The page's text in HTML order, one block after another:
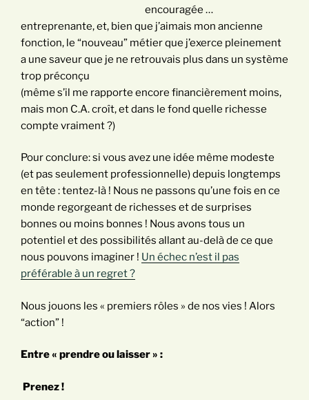
encouragée …
entreprenante, et, bien que j’aimais mon ancienne
fonction, le “nouveau” métier que j’exerce pleinement
a une saveur que je ne retrouvais plus dans un système
trop préconçu
(même s’il me rapporte encore financièrement moins,
mais mon C.A. croît, et dans le fond quelle richesse
compte vraiment ?)
Pour conclure: si vous avez une idée même modeste
(et pas seulement professionnelle) depuis longtemps
en tête : tentez-là ! Nous ne passons qu’une fois en ce
monde regorgeant de richesses et de surprises
bonnes ou moins bonnes ! Nous avons tous un
potentiel et des possibilités allant au-delà de ce que
nous pouvons imaginer ! Un échec n’est il pas
préférable à un regret ?
Nous jouons les « premiers rôles » de nos vies ! Alors
“action” !
Entre « prendre ou laisser » :
Prenez !